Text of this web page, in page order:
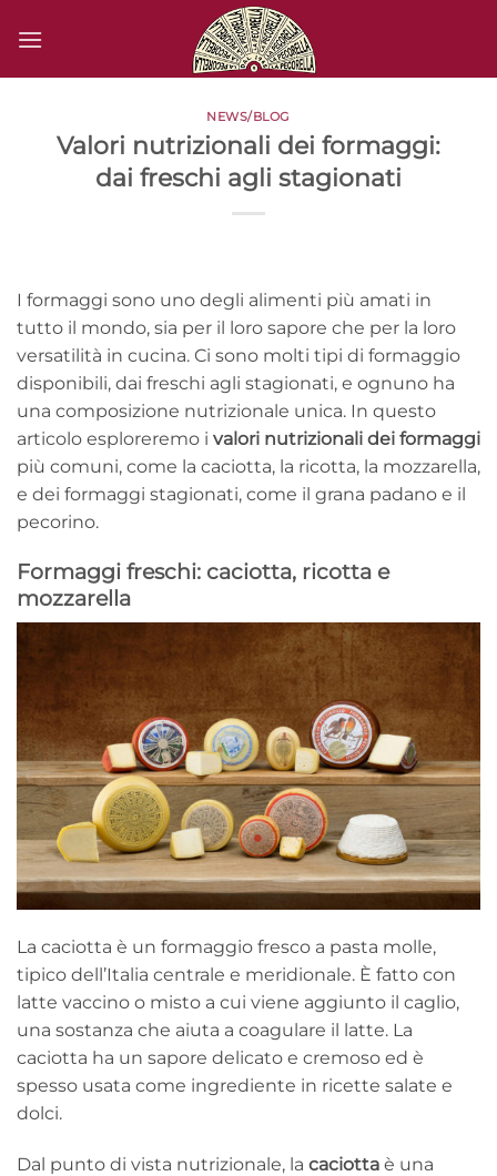
NEWS/BLOG
Valori nutrizionali dei formaggi:
dai freschi agli stagionati
I formaggi sono uno degli alimenti più amati in
tutto il mondo, sia per il loro sapore che per la loro
versatilità in cucina. Ci sono molti tipi di formaggio
disponibili, dai freschi agli stagionati, e ognuno ha
una composizione nutrizionale unica. In questo
articolo esploreremo i valori nutrizionali dei formaggi
più comuni, come la caciotta, la ricotta, la mozzarella,
e dei formaggi stagionati, come il grana padano e il
pecorino.
Formaggi freschi: caciotta, ricotta e
mozzarella
La caciotta è un formaggio fresco a pasta molle,
tipico dell’Italia centrale e meridionale. È fatto con
latte vaccino o misto a cui viene aggiunto il caglio,
una sostanza che aiuta a coagulare il latte. La
caciotta ha un sapore delicato e cremoso ed è
spesso usata come ingrediente in ricette salate e
dolci.
Dal punto di vista nutrizionale, la caciotta è una